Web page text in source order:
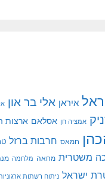
איראן אלי בר און
אמציה חן אסלאם ארצות
חמאס חרבות ברזל
משטרית מחאה מלחמה
ישראל ניתוח רשתות